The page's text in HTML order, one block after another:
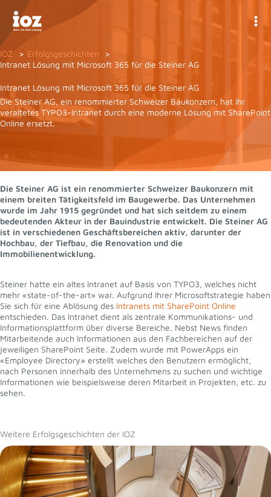
Inhalt
springen
IOZ
Erfolgsgeschichten
Intranet Lösung mit Microsoft 365 für die Steiner AG
Intranet Lösung mit Microsoft 365 für die Steiner AG
Die Steiner AG, ein renommierter Schweizer Baukonzern, hat ihr
veraltetes TYPO3-Intranet durch eine moderne Lösung mit SharePoint
Online ersetzt.
Die Steiner AG ist ein renommierter Schweizer Baukonzern mit
einem breiten Tätigkeitsfeld im Baugewerbe. Das Unternehmen
wurde im Jahr 1915 gegründet und hat sich seitdem zu einem
bedeutenden Akteur in der Bauindustrie entwickelt. Die Steiner AG
ist in verschiedenen Geschäftsbereichen aktiv, darunter der
Hochbau, der Tiefbau, die Renovation und die
Immobilienentwicklung.
Steiner hatte ein altes Intranet auf Basis von TYPO3, welches nicht
mehr «state-of-the-art» war. Aufgrund Ihrer Microsoftstrategie haben
Sie sich für eine Ablösung des Intranets mit SharePoint Online
entschieden. Das Intranet dient als zentrale Kommunikations- und
Informationsplattform über diverse Bereiche. Nebst News finden
Mitarbeitende auch Informationen aus den Fachbereichen auf der
jeweiligen SharePoint Seite. Zudem wurde mit PowerApps ein
«Employee Directory» erstellt welches den Benutzern ermöglicht,
nach Personen innerhalb des Unternehmens zu suchen und wichtige
Informationen wie beispielsweise deren Mitarbeit in Projekten, etc. zu
sehen.
Weitere Erfolgsgeschichten der IOZ